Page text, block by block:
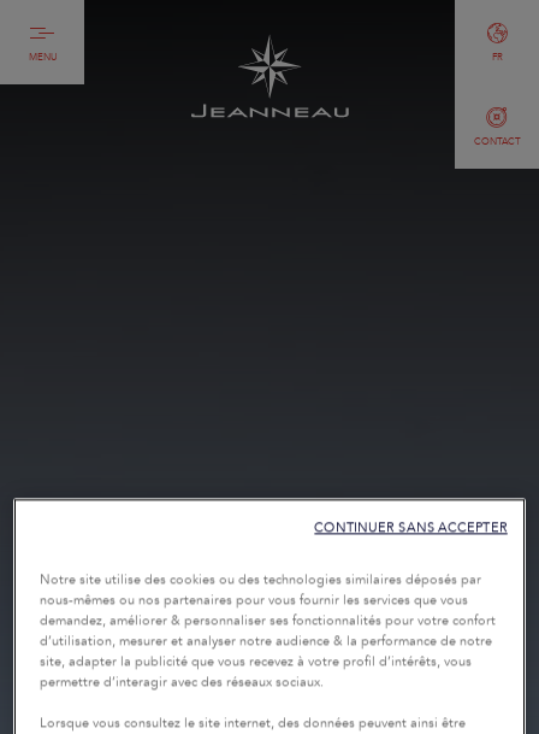
MENU
CONTACT
FR
Notre site utilise des cookies ou des technologies similaires déposés par
nous-mêmes ou nos partenaires pour vous fournir les services que vous
demandez, améliorer & personnaliser ses fonctionnalités pour votre confort
d’utilisation, mesurer et analyser notre audience & la performance de notre
site, adapter la publicité que vous recevez à votre profil d’intérêts, vous
permettre d’interagir avec des réseaux sociaux.
Lorsque vous consultez le site internet, des données peuvent ainsi être
CONTINUER SANS ACCEPTER